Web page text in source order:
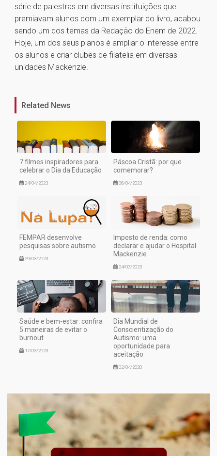
série de palestras em diversas instituições que
premiavam alunos com um exemplar do livro, acabou
sendo um dos temas da Redação do Enem de 2022.
Hoje, um dos seus planos é ampliar o interesse entre
os alunos e criar clubes de filatelia em diversas
unidades Mackenzie.
Related News
7 filmes inspiradores para
celebrar o Dia da Educação
24/04/2023
Páscoa Cristã: por que
comemorar?
06/04/2023
FEMPAR desenvolve
pesquisas sobre autismo
29/03/2023
Imposto de renda: como
declarar e ajudar o Hospital
Mackenzie
24/03/2023
Saúde e bem-estar: confira
5 maneiras de evitar o
burnout
17/03/2023
Dia Mundial de
Conscientização do
Autismo: uma
oportunidade para
aceitação
02/04/2020